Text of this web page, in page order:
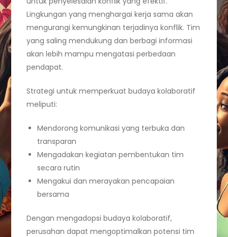
Lingkungan yang menghargai kerja sama akan
mengurangi kemungkinan terjadinya konflik. Tim
yang saling mendukung dan berbagi informasi
akan lebih mampu mengatasi perbedaan
pendapat.
Strategi untuk memperkuat budaya kolaboratif
meliputi:
Mendorong komunikasi yang terbuka dan
transparan
Mengadakan kegiatan pembentukan tim
secara rutin
Mengakui dan merayakan pencapaian
bersama
Dengan mengadopsi budaya kolaboratif,
perusahan dapat mengoptimalkan potensi tim